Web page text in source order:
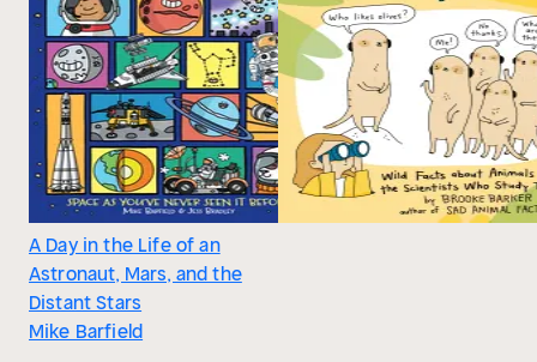
A Day in the Life of an
Astronaut, Mars, and the
Distant Stars
Mike Barfield